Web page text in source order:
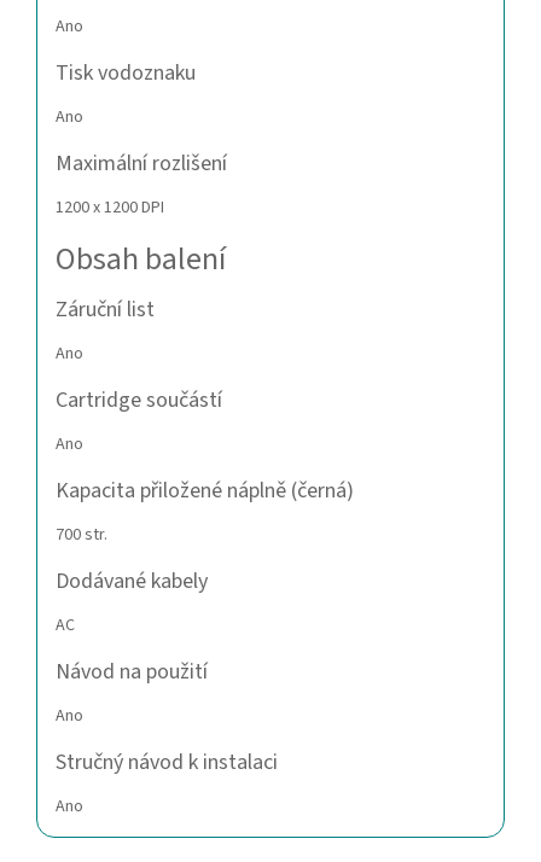
Ano
Tisk vodoznaku
Ano
Maximální rozlišení
1200 x 1200 DPI
Obsah balení
Záruční list
Ano
Cartridge součástí
Ano
Kapacita přiložené náplně (černá)
700 str.
Dodávané kabely
AC
Návod na použití
Ano
Stručný návod k instalaci
Ano